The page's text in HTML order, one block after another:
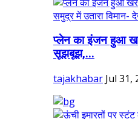
प्लेन का इंजन हुआ
सूझबूझ,...
tajakhabar Jul 31,